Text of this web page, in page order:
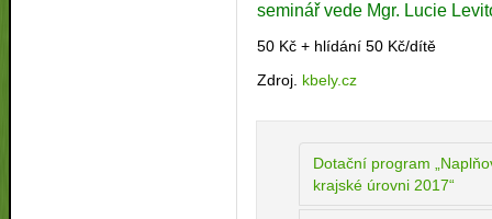
seminář vede Mgr. Lucie
50 Kč + hlídání 50 Kč/dítě
Zdroj. kbely.cz
Dotační program
krajské úrovni 2017“